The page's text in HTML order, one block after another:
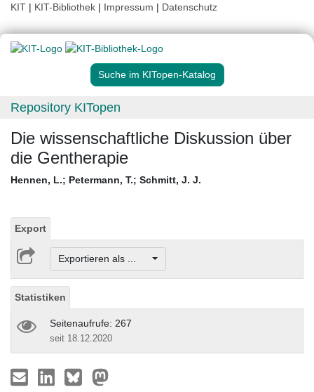
KIT | KIT-Bibliothek | Impressum | Datenschutz
Suche im KITopen-Katalog
Repository KITopen
Die wissenschaftliche Diskussion über
die Gentherapie
Hennen, L.; Petermann, T.; Schmitt, J. J.
Export
Exportieren als ...
Statistiken
Seitenaufrufe: 267
seit 18.12.2020